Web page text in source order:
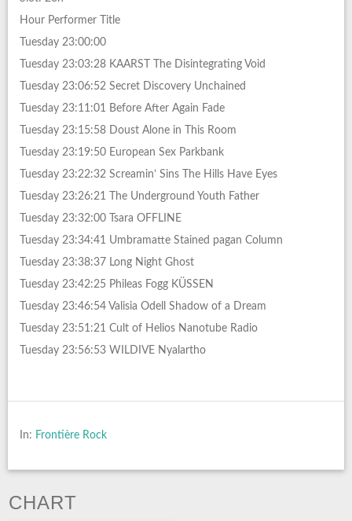
Hour Performer Title
Tuesday 23:00:00
Tuesday 23:03:28 KAARST The Disintegrating Void
Tuesday 23:06:52 Secret Discovery Unchained
Tuesday 23:11:01 Before After Again Fade
Tuesday 23:15:58 Doust Alone in This Room
Tuesday 23:19:50 European Sex Parkbank
Tuesday 23:22:32 Screamin’ Sins The Hills Have Eyes
Tuesday 23:26:21 The Underground Youth Father
Tuesday 23:32:00 Tsara OFFLINE
Tuesday 23:34:41 Umbramatte Stained pagan Column
Tuesday 23:38:37 Long Night Ghost
Tuesday 23:42:25 Phileas Fogg KÜSSEN
Tuesday 23:46:54 Valisia Odell Shadow of a Dream
Tuesday 23:51:21 Cult of Helios Nanotube Radio
Tuesday 23:56:53 WILDIVE Nyalartho
In: Frontière Rock
CHART